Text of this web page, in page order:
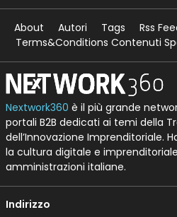
About Autori Tags Rss
Terms&Conditions Contenuti
Nextwork360 è il più grande
portali B2B dedicati ai temi della
dell’Innovazione Imprenditoriale.
la cultura digitale e
amministrazioni italiane.
Indirizzo